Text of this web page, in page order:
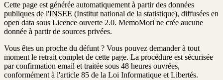
Cette page est générée automatiquement à partir des données
publiques de l'INSEE (Institut national de la statistique), diffusées en
open data sous Licence ouverte 2.0. MemoMori ne crée aucune
donnée à partir de sources privées.
Vous êtes un proche du défunt ? Vous pouvez demander à tout
moment le retrait complet de cette page. La procédure est sécurisée
par confirmation email et traitée sous 48 heures ouvrées,
conformément à l'article 85 de la Loi Informatique et Libertés.